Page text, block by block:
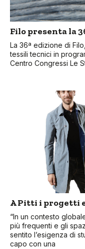
Filo presenta la
La 36ª edizione di
tessili tecnici in
Centro Congressi Le
A Pitti i progetti
“In un contesto
più frequenti e gli
sentito l’esigenza di
capo con una